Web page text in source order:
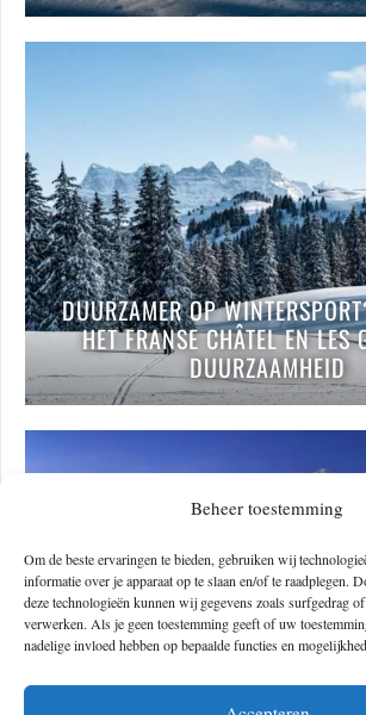
Beheer toestemming
Om de beste ervaringen te bieden, gebruiken wij
informatie over je apparaat op te slaan en/of te raadplegen.
deze technologieën kunnen wij gegevens zoals surfgedrag
verwerken. Als je geen toestemming geeft of uw
nadelige invloed hebben op bepaalde functies en
DUURZAMER OP
HET FRANSE CHÂTEL EN LES
DUURZAAMHEID